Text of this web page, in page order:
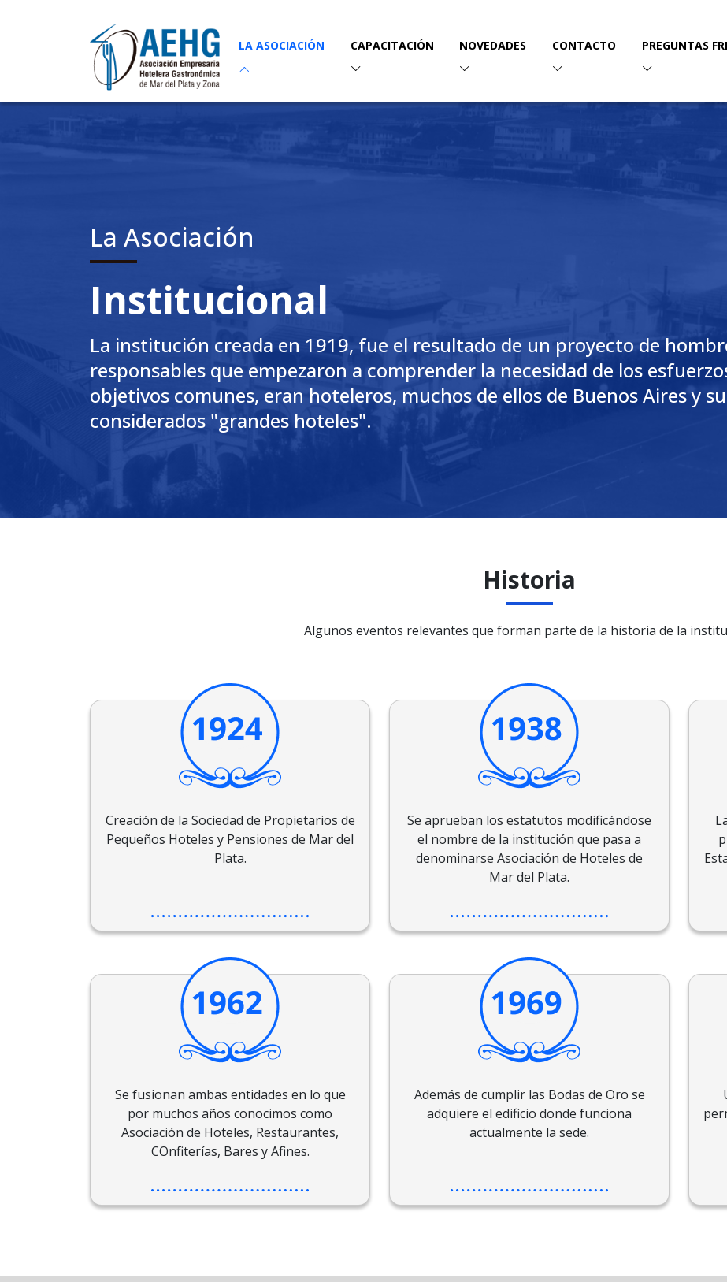
LA ASOCIACIÓN CAPACITACIÓN NOVEDADES CONTACTO PREGUNTAS
La Asociación
Institucional
La institución creada en 1919, fue el resultado de un proyecto de
responsables que empezaron a comprender la necesidad de los
objetivos comunes, eran hoteleros, muchos de ellos de Buenos Aires y
considerados "grandes hoteles".
Historia
Algunos eventos relevantes que forman parte de la historia de la
Creación de la Sociedad de Propietarios de
Pequeños Hoteles y Pensiones de Mar del
Plata.
Se aprueban los estatutos modificándose
el nombre de la institución que pasa a
denominarse Asociación de Hoteles de
Mar del Plata.
Se fusionan ambas entidades en lo que
por muchos años conocimos como
Asociación de Hoteles, Restaurantes,
COnfiterías, Bares y Afines.
Además de cumplir las Bodas de Oro se
adquiere el edificio donde funciona
actualmente la sede.